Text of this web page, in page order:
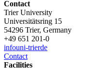
Contact
Trier University
Universitätsring 15
54296 Trier, Germany
+49 651 201-0
infouni-trierde
Contact
Facilities